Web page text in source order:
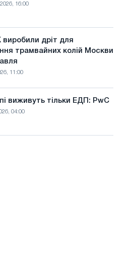
16:00
дріт для
трамвайних колій Москви
11:00
виживуть тільки ЕДП: PwC
04:00